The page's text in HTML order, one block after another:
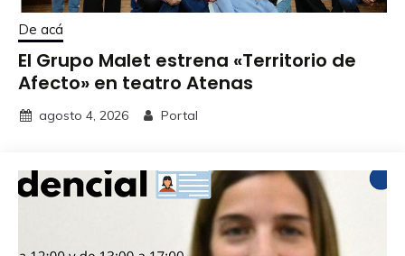
De acá
El Grupo Malet estrena «Territorio de
Afecto» en teatro Atenas
agosto 4, 2026 Portal